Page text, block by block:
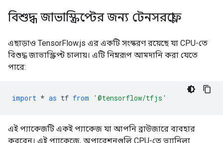
বিশুদ্ধ জাভাস্ক্রিপ্টের জন্য টেনসরফ্লো
এছাড়াও TensorFlow.js এর একটি সংস্করণ রয়েছে যা CPU-তে
বিশুদ্ধ জাভাস্ক্রিপ্ট চালায়। এটি নিম্নরূপ আমদানি করা যেতে
পারে:
import * as tf from '@tensorflow/tfjs'
এই প্যাকেজটি একই প্যাকেজ যা আপনি ব্রাউজারে ব্যবহার
করবেন। এই প্যাকেজে, অপারেশনগুলি CPU-তে ভ্যানিলা